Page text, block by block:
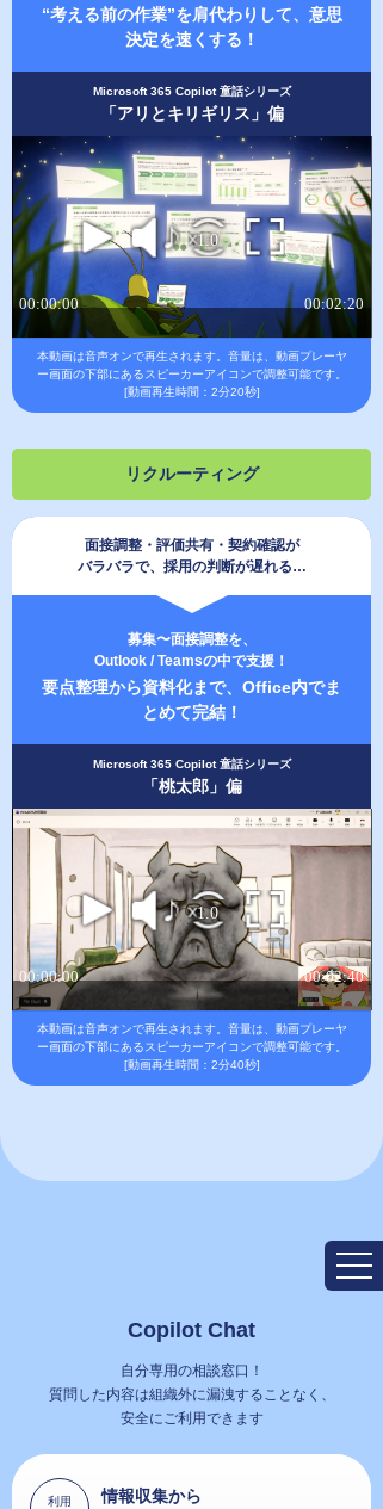
“考える前の作業”を肩代わりして、意思
決定を速くする！
Microsoft 365 Copilot 童話シリーズ
「アリとキリギリス」偏
本動画は音声オンで再生されます。 音量は、動画プレーヤ
ー画面の下部にあるスピーカーアイコンで調整可能です。
[動画再生時間：2分20秒]
リクルーティング
面接調整・評価共有・契約確認が
バラバラで、採用の判断が遅れる…
募集〜面接調整を、
Outlook / Teamsの中で支援！
要点整理から資料化まで、Office内でま
とめて完結！
Microsoft 365 Copilot 童話シリーズ
「桃太郎」偏
本動画は音声オンで再生されます。 音量は、動画プレーヤ
ー画面の下部にあるスピーカーアイコンで調整可能です。
[動画再生時間：2分40秒]
Copilot Chat
自分専用の相談窓口！
質問した内容は組織外に漏洩することなく、
安全にご利用できます
利用
情報収集から